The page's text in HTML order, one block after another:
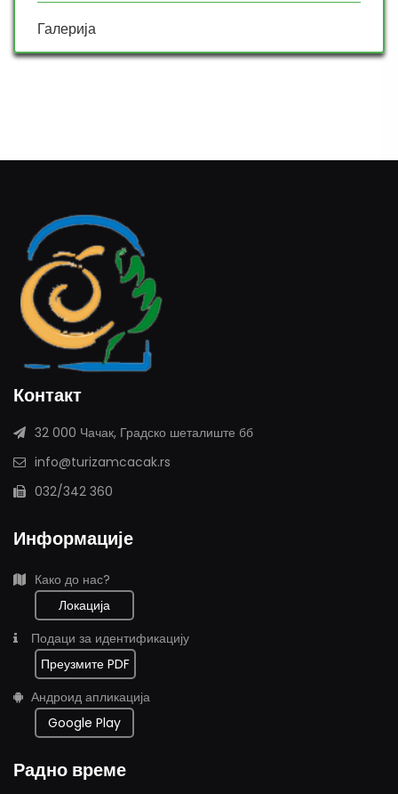
Галерија
Контакт
32 000 Чачак, Градско шеталиште бб
info@turizamcacak.rs
032/342 360
Информације
Како до нас?
Локација
Подаци за идентификацију
Преузмите PDF
Андроид апликација
Google Play
Радно време